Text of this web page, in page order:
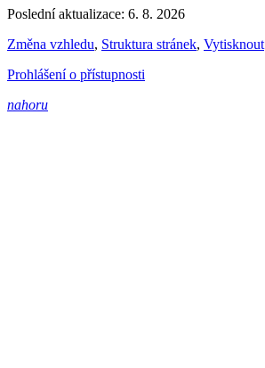
Poslední aktualizace: 6. 8. 2026
Změna vzhledu, Struktura stránek, Vytisknout
Prohlášení o přístupnosti
nahoru